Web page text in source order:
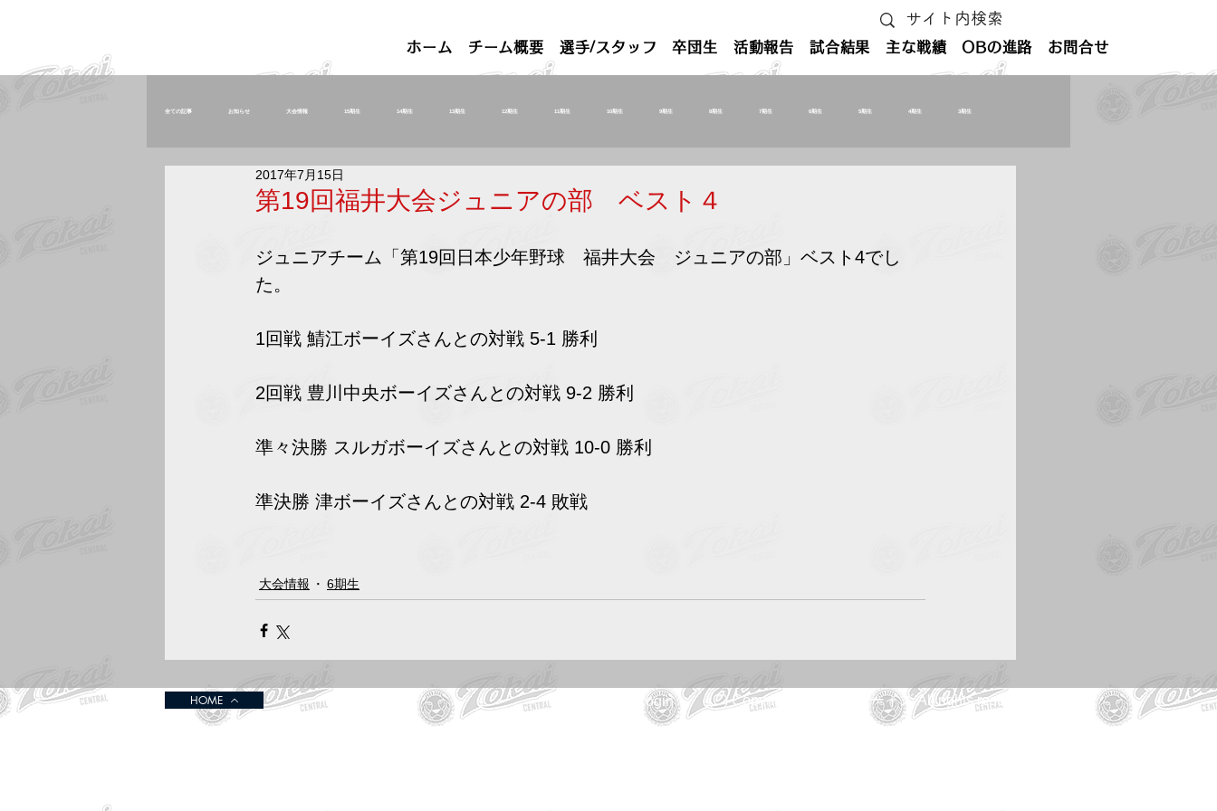
ホーム チーム概要 選手/スタッフ 卒団生 活動報告 試合結果 主な戦績 OBの進路 お問合せ
全ての記事 お知らせ 大会情報 15期生 14期生 13期生 12期生 11期生 10期生 9期生 8期生 7期生 6期生 5期生 4期生 3期生
第19回福井大会ジュニアの部 ベスト４
2017年7月15日
ジュニアチーム「第19回日本少年野球　福井大会　ジュニアの部」ベスト4でし
た。
1回戦 鯖江ボーイズさんとの対戦 5-1 勝利
2回戦 豊川中央ボーイズさんとの対戦 9-2 勝利
準々決勝 スルガボーイズさんとの対戦 10-0 勝利
準決勝 津ボーイズさんとの対戦 2-4 敗戦
大会情報 6期生
HOME Webmaster Login (C) Copyright 東海中央ボーイズ All rights reserved.